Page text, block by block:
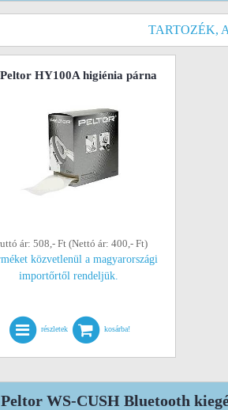
TARTOZÉK,
HY100A higiénia párna
ár: 508,- Ft (Nettó ár: 400,- Ft)
közvetlenül a magyarországi
importőrtől rendeljük.
részletek kosárba!
WS-CUSH Bluetooth